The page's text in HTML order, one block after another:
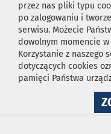
przez nas pliki typu
po zalogowaniu i
serwisu. Możecie
dowolnym momencie
Korzystanie z naszego
dotyczących cookies
pamięci Państwa